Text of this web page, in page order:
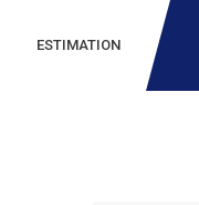
ESTIMATION